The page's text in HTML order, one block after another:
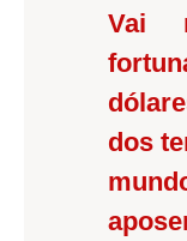
Vai
dos